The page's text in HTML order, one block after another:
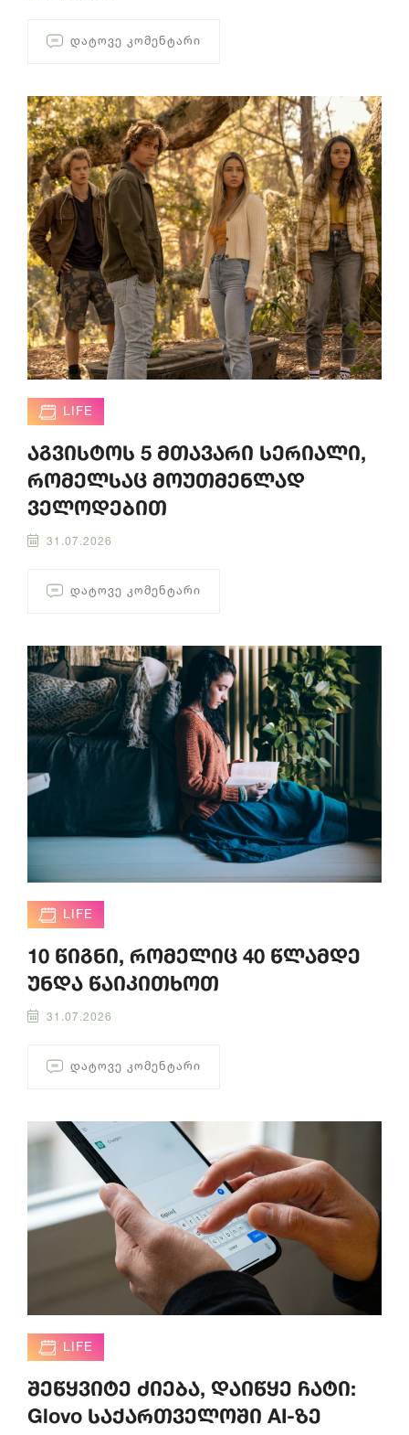
ᲓᲐᲢᲝᲕᲔ ᲙᲝᲛᲔᲜᲢᲐᲠᲘ
LIFE
აგვისტოს 5 მთავარი სერიალი,
რომელსაც მოუთმენლად
ველოდებით
31.07.2026
ᲓᲐᲢᲝᲕᲔ ᲙᲝᲛᲔᲜᲢᲐᲠᲘ
LIFE
10 წიგნი, რომელიც 40 წლამდე
უნდა წაიკითხოთ
31.07.2026
ᲓᲐᲢᲝᲕᲔ ᲙᲝᲛᲔᲜᲢᲐᲠᲘ
LIFE
შეწყვიტე ძიება, დაიწყე ჩატი:
Glovo საქართველოში AI-ზე